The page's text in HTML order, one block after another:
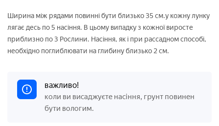
Ширина між рядами повинні бути близько 35 см.у кожну лунку
лягає десь по 5 насіння. В цьому випадку з кожної виросте
приблизно по 3 Рослини. Насіння, як і при рассадном способі,
необхідно поглиблювати на глибину близько 2 см.
важливо!
коли ви висаджуєте насіння, грунт повинен
бути вологим.